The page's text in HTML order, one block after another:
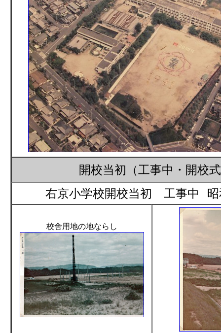
開校当初（工事中・開
右京小学校開校当初 工事中
校舎用地の地ならし